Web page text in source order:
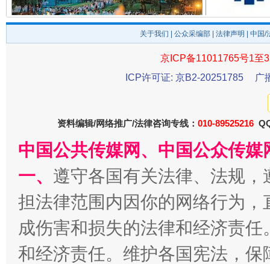
千年窑火 生生不息
揭开“小金库”的免责幌子
关于我们 公众采编部 法律声明 | 中国
京ICP备11011765号1至
ICP许可证: 京B2-20251785
广
资料编辑/网络推广/法律咨询专线： 010-89525216
中国公共传媒网、中国公众传
一、 遵守各国有关法律、法规
担法律范围内因你的网络行为
成伤害和损失的法律和经济责
和经济责任。维护各国宪法，